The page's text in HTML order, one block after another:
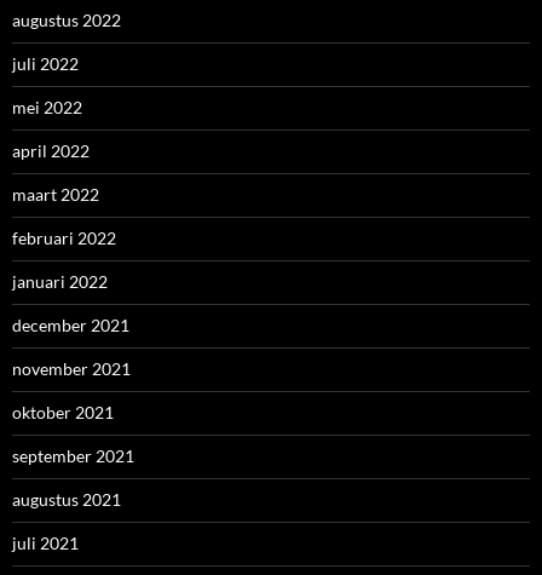
augustus 2022
juli 2022
mei 2022
april 2022
maart 2022
februari 2022
januari 2022
december 2021
november 2021
oktober 2021
september 2021
augustus 2021
juli 2021